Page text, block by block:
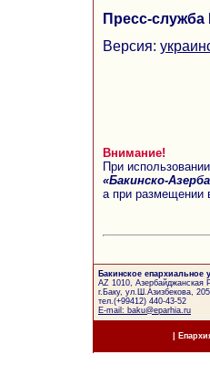
Пресс-служба
Версия:
Внимание!
При
«Бакинско-
а при размещении
Бакинское епархиальное
AZ 1010, Азербайджанская
г.Баку, ул.Ш.Азизбекова, 205
тел.(+99412) 440-43-52
E-mail: baku@eparhia.ru